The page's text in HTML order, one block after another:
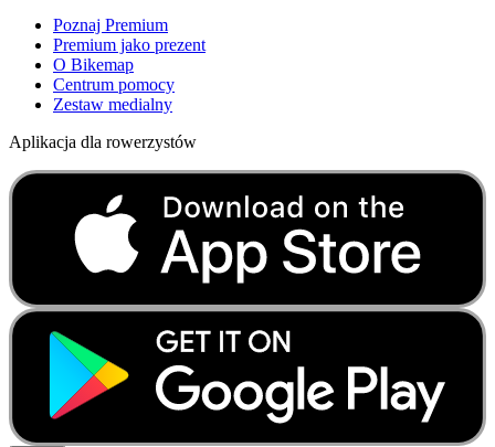
Poznaj Premium
Premium jako prezent
O Bikemap
Centrum pomocy
Zestaw medialny
Aplikacja dla rowerzystów